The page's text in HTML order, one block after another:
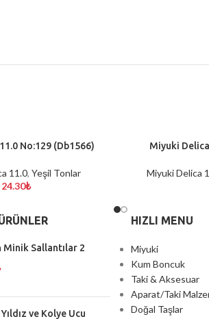
No:129 (Db1566)
11.0, Yeşil Tonlar
24.30₺
SEPETE EKLE
Miyuki
Miyuki Delica
Minik Sallantılar 2
ve Kolye Ucu
HIZLI MENU
Miyuki
Kum Boncuk
Taki & Aksesuar
Aparat/Taki
Doğal Taşlar